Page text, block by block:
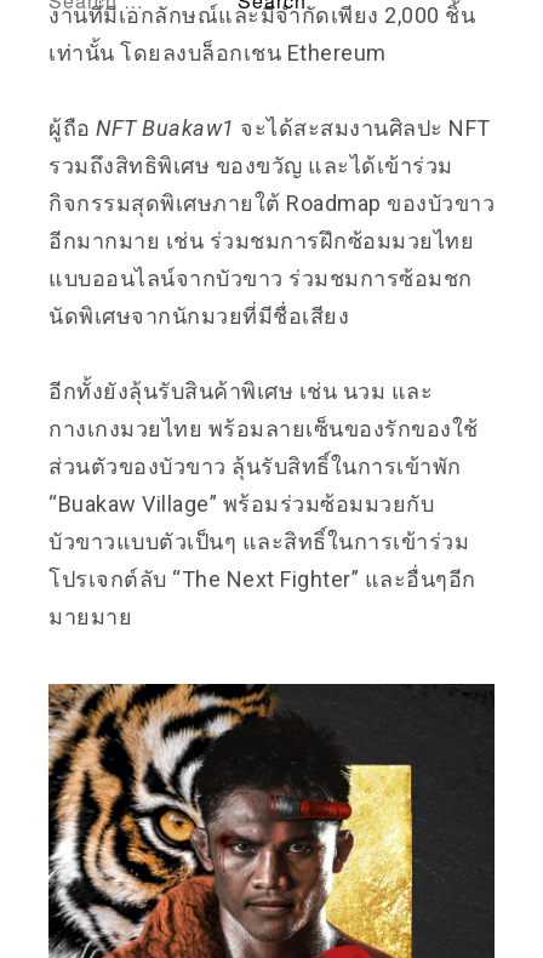
งานที่มีเอกลักษณ์และมีจำกัดเพียง 2,000 ชิ้น
เท่านั้น โดยลงบล็อกเชน Ethereum
ผู้ถือ NFT Buakaw1 จะได้สะสมงานศิลปะ NFT
รวมถึงสิทธิพิเศษ ของขวัญ และได้เข้าร่วม
กิจกรรมสุดพิเศษภายใต้ Roadmap ของบัวขาว
อีกมากมาย เช่น ร่วมชมการฝึกซ้อมมวยไทย
แบบออนไลน์จากบัวขาว ร่วมชมการซ้อมชก
นัดพิเศษจากนักมวยที่มีชื่อเสียง
อีกทั้งยังลุ้นรับสินค้าพิเศษ เช่น นวม และ
กางเกงมวยไทย พร้อมลายเซ็นของรักของใช้
ส่วนตัวของบัวขาว ลุ้นรับสิทธิ์ในการเข้าพัก
“Buakaw Village” พร้อมร่วมซ้อมมวยกับ
บัวขาวแบบตัวเป็นๆ และสิทธิ์ในการเข้าร่วม
โปรเจกต์ลับ “The Next Fighter” และอื่นๆอีก
มายมาย